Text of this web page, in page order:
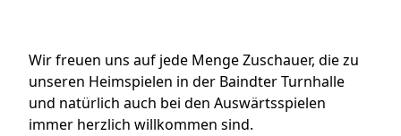
Wir freuen uns auf jede Menge Zuschauer, die zu
unseren Heimspielen in der Baindter Turnhalle
und natürlich auch bei den Auswärtsspielen
immer herzlich willkommen sind.